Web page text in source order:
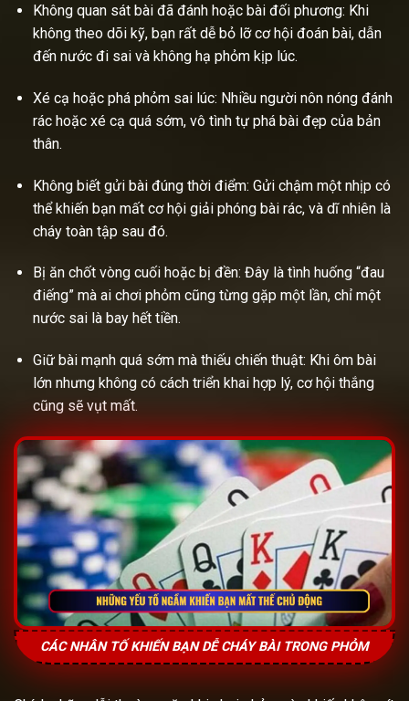
Không quan sát bài đã đánh hoặc bài đối phương: Khi
không theo dõi kỹ, bạn rất dễ bỏ lỡ cơ hội đoán bài, dẫn
đến nước đi sai và không hạ phỏm kịp lúc.
Xé cạ hoặc phá phỏm sai lúc: Nhiều người nôn nóng đánh
rác hoặc xé cạ quá sớm, vô tình tự phá bài đẹp của bản
thân.
Không biết gửi bài đúng thời điểm: Gửi chậm một nhịp có
thể khiến bạn mất cơ hội giải phóng bài rác, và dĩ nhiên là
cháy toàn tập sau đó.
Bị ăn chốt vòng cuối hoặc bị đền: Đây là tình huống “đau
điếng” mà ai chơi phỏm cũng từng gặp một lần, chỉ một
nước sai là bay hết tiền.
Giữ bài mạnh quá sớm mà thiếu chiến thuật: Khi ôm bài
lớn nhưng không có cách triển khai hợp lý, cơ hội thắng
cũng sẽ vụt mất.
CÁC NHÂN TỐ KHIẾN BẠN DỄ CHÁY BÀI TRONG PHỎM